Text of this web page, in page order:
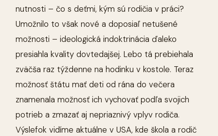
nutnosti – čo s deťmi, kým sú rodičia v práci?
Umožnilo to však nové a doposiaľ netušené
možnosti – ideologická indoktrinácia ďaleko
presiahla kvality dovtedajšej. Lebo tá prebiehala
zväčša raz týždenne na hodinku v kostole. Teraz
možnosť štátu mať deti od rána do večera
znamenala možnosť ich vychovať podľa svojich
potrieb a zmazať aj nepriaznivý vplyv rodiča.
Výslefok vidíme aktuálne v USA, kde škola a rodič